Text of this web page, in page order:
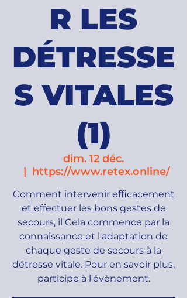
R LES
DÉTRESSE
S VITALES
(1)
dim. 12 déc.
  |
https://www.retex.online/
Comment intervenir efficacement
et effectuer les bons gestes de
secours, il Cela commence par la
connaissance et l'adaptation de
chaque geste de secours à la
détresse vitale. Pour en savoir plus,
participe à l'évènement.